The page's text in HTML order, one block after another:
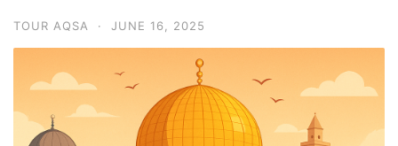
TOUR AQSA · JUNE 16, 2025